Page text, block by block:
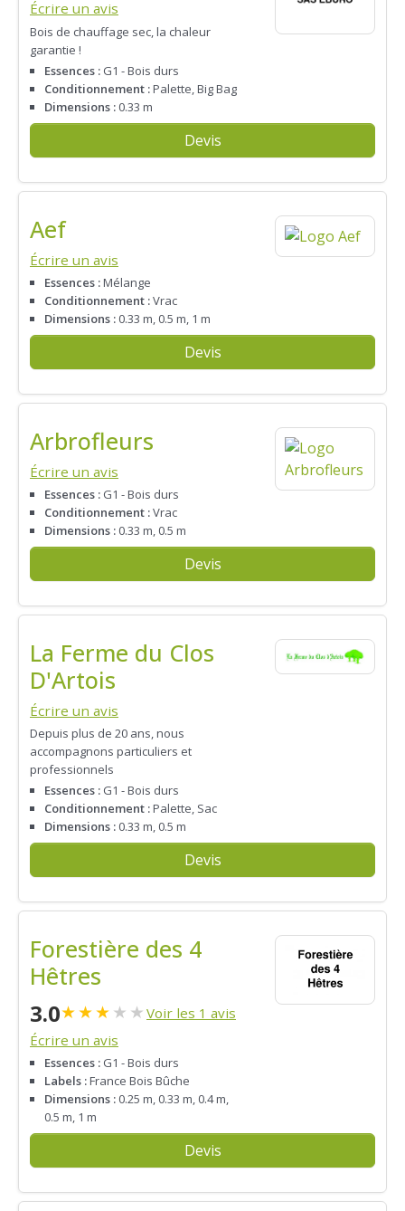
Écrire un avis
Bois de chauffage sec, la chaleur
garantie !
Essences : G1 - Bois durs
Conditionnement :Palette, Big Bag
Dimensions : 0.33 m
Devis
Aef
Écrire un avis
Essences :Mélange
Conditionnement :Vrac
Dimensions : 0.33 m, 0.5 m, 1 m
Devis
Arbrofleurs
Écrire un avis
Essences : G1 - Bois durs
Conditionnement :Vrac
Dimensions : 0.33 m, 0.5 m
Devis
La Ferme du Clos
D'Artois
Écrire un avis
Depuis plus de 20 ans, nous
accompagnons particuliers et
professionnels
Essences : G1 - Bois durs
Conditionnement :Palette, Sac
Dimensions : 0.33 m, 0.5 m
Devis
Forestière des 4
Hêtres
3.0★★★★ ★ Voir les 1 avis
Écrire un avis
Essences : G1 - Bois durs
Labels :France Bois Bûche
Dimensions : 0.25 m, 0.33 m, 0.4 m,
0.5 m, 1 m
Devis